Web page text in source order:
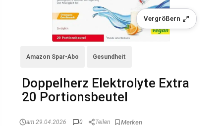
Vergrößern
Amazon Spar-Abo Gesundheit
Doppelherz Elektrolyte Extra
20 Portionsbeutel
am 29.04.2026 0 Teilen